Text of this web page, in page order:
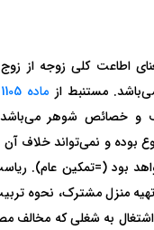
اطاعت کلی زوجه از زوج
مستنبط از ماده 1105 قانون مدنی
و خصائص شوهر
بوده و نمی‌تواند خلاف
بود (=تمکین عام).
منزل مشترک، نحوه
اشتغال به شغلی که مخالف